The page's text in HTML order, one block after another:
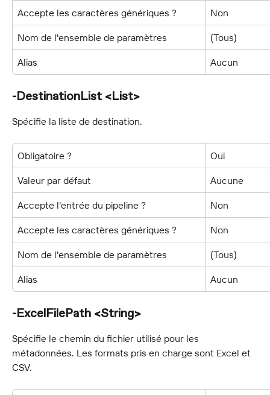
Accepte les caractères génériques ? Non
Nom de l'ensemble de paramètres (Tous)
Alias Aucun
-DestinationList <List>
Spécifie la liste de destination.
Obligatoire ? Oui
Valeur par défaut Aucune
Accepte l'entrée du pipeline ? Non
Accepte les caractères génériques ? Non
Nom de l'ensemble de paramètres (Tous)
Alias Aucun
-ExcelFilePath <String>
Spécifie le chemin du fichier utilisé pour les
métadonnées. Les formats pris en charge sont Excel et
CSV.